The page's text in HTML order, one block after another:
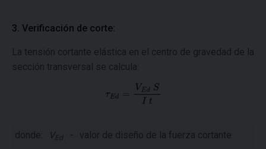
3. Verificación de corte:
La tensión cortante elástica en el centro de gravedad de la
sección transversal se calcula:
donde: VEd - valor de diseño de la fuerza cortante